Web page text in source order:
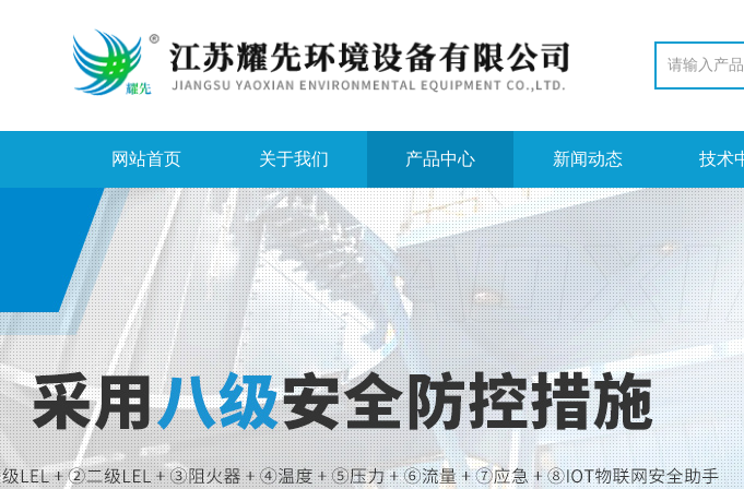
网站首页 关于我们 产品中心 新闻动态 技术